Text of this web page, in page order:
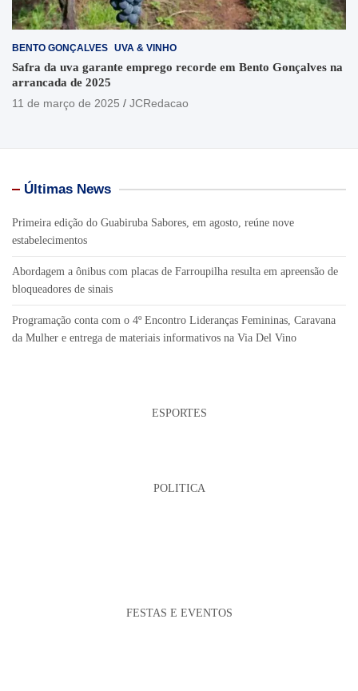
BENTO GONÇALVES UVA & VINHO
Safra da uva garante emprego recorde em Bento Gonçalves na
arrancada de 2025
11 de março de 2025
JCRedacao
Últimas News
Primeira edição do Guabiruba Sabores, em agosto, reúne nove
estabelecimentos
Abordagem a ônibus com placas de Farroupilha resulta em apreensão de
bloqueadores de sinais
Programação conta com o 4º Encontro Lideranças Femininas, Caravana
da Mulher e entrega de materiais informativos na Via Del Vino
ESPORTES
POLITICA
FESTAS E EVENTOS